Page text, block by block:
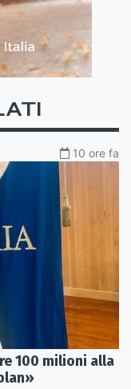
10 ore fa
100 milioni alla